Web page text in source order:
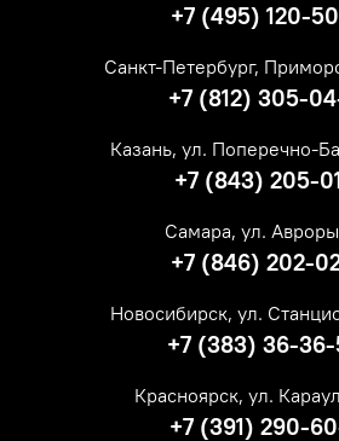
+7 (495) 120-
Санкт-Петербург,
+7 (812) 305-
Казань, ул. Поперечно-
+7 (843) 205-
Самара, ул.
+7 (846) 202-
Новосибирск, ул.
+7 (383) 36-
Красноярск, ул.
+7 (391) 290-